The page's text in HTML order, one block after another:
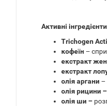
Активні
Trichogen
кофеїн –
екстракт
екстракт
олія аргани –
олія рицини –
олія ши –